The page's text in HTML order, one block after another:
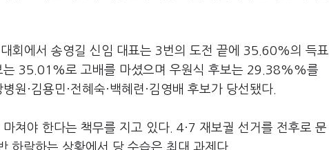
회에서 송영길 신임 대표는 3번의 도전 끝에 35.60%의 득표
는 35.01%로 고배를 마셨으며 우원식 후보는 29.38%%를
·김용민·전혜숙·백혜련·김영배 후보가 당선됐다.
쳐야 한다는 책무를 지고 있다. 4·7 재보궐 선거를 전후로 문
하락하는 상황에서 당 수습은 최대 과제다.